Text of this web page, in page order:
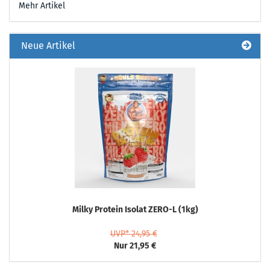
Mehr Artikel
Neue Artikel
Milky Protein Isolat ZERO-L (1kg)
UVP* 24,95 €
Nur 21,95 €